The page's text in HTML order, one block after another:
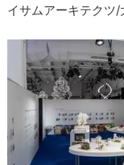
イサムアーキテクツ/